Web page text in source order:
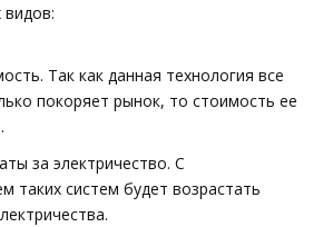
видов:
Так как данная технология все
покоряет рынок, то стоимость ее
за электричество. С
таких систем будет возрастать